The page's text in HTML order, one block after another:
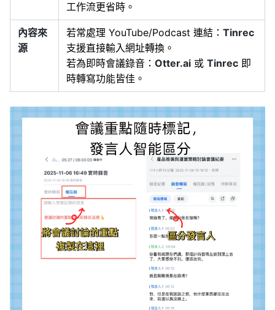
工作流更省時。
內容來
源
若常處理 YouTube/Podcast 連結： Tinrec
支援直接輸入網址轉換。
若為即時會議錄音： Otter.ai 或 Tinrec 即
時轉寫功能皆佳。